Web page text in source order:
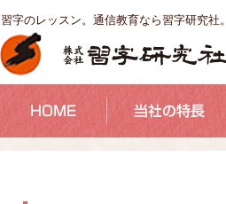
習字のレッスン。通信教育なら習字研究社。